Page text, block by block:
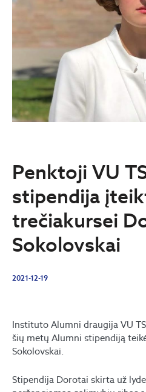
Penktoji VU
stipendija
trečiakursei
Sokolovskai
2021-12-19
Instituto Alumni draugija VU
šių metų Alumni stipendiją
Sokolovskai.
Stipendija Dorotai skirta už